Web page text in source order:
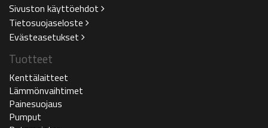
Sivuston käyttöehdot
Tietosuojaseloste
Evästeasetukset
Tuotteet
Kenttälaitteet
Lämmönvaihtimet
Painesuojaus
Pumput